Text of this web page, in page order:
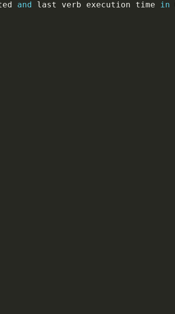
and last verb execution time in